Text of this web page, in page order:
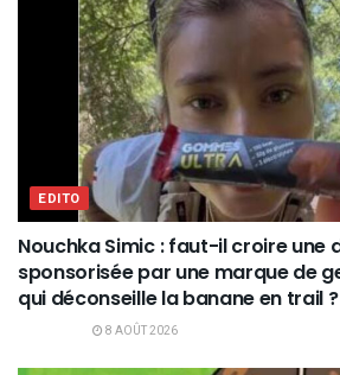
EDITO
Nouchka Simic : faut-il croire une
sponsorisée par une marque de
qui déconseille la banane en trail ?
8 AOÛT 2026